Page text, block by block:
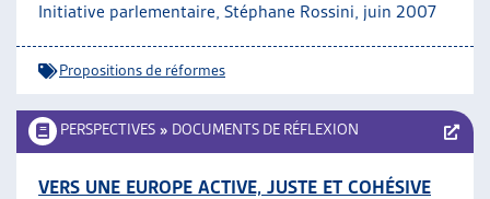
Initiative parlementaire, Stéphane Rossini, juin 2007
Propositions de réformes
PERSPECTIVES » DOCUMENTS DE RÉFLEXION
VERS UNE EUROPE ACTIVE, JUSTE ET COHÉSIVE